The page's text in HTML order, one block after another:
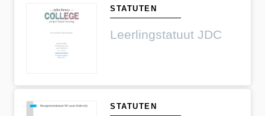
STATUTEN
Leerlingstatuut JDC
STATUTEN